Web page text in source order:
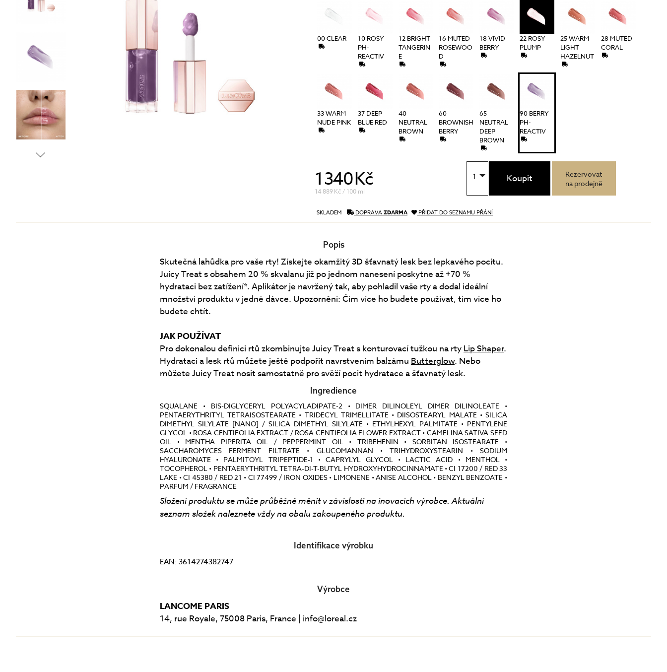
noční
24 hodinové
s SPF
BB/CC krémy
péče o řasy a obočí
00 CLEAR
10 ROSY
PH-
REACTIV
12 BRIGHT
TANGERIN
E
16 MUTED
ROSEWOO
D
18 VIVID
BERRY
22 ROSY
PLUMP
25 WARM
LIGHT
HAZELNUT
28 MUTED
CORAL
33 WARM
NUDE PINK
37 DEEP
BLUE RED
40
NEUTRAL
BROWN
60
BROWNISH
BERRY
65
NEUTRAL
DEEP
BROWN
90 BERRY
PH-
REACTIV
1 340 Kč
14 889 Kč / 100 ml
1 Koupit
Rezervovat
na prodejně
SKLADEM DOPRAVA ZDARMA PŘIDAT DO SEZNAMU PŘÁNÍ
Popis
Skutečná lahůdka pro vaše rty! Získejte okamžitý 3D šťavnatý lesk bez lepkavého pocitu.
Juicy Treat s obsahem 20 % skvalanu již po jednom nanesení poskytne až +70 %
hydrataci bez zatížení*. Aplikátor je navržený tak, aby pohladil vaše rty a dodal ideální
množství produktu v jedné dávce. Upozornění: Čím více ho budete používat, tím více ho
budete chtít.
JAK POUŽÍVAT
Pro dokonalou definici rtů zkombinujte Juicy Treat s konturovací tužkou na rtyLip Shaper.
Hydrataci a lesk rtů můžete ještě podpořit navrstvením balzámu Butterglow. Nebo
můžete Juicy Treat nosit samostatně pro svěží pocit hydratace a šťavnatý lesk.
Ingredience
SQUALANE • BIS-DIGLYCERYL POLYACYLADIPATE-2 • DIMER DILINOLEYL DIMER DILINOLEATE •
PENTAERYTHRITYL TETRAISOSTEARATE • TRIDECYL TRIMELLITATE • DIISOSTEARYL MALATE • SILICA
DIMETHYL SILYLATE [NANO] / SILICA DIMETHYL SILYLATE • ETHYLHEXYL PALMITATE • PENTYLENE
GLYCOL • ROSA CENTIFOLIA EXTRACT / ROSA CENTIFOLIA FLOWER EXTRACT • CAMELINA SATIVA SEED
OIL • MENTHA PIPERITA OIL / PEPPERMINT OIL • TRIBEHENIN • SORBITAN ISOSTEARATE •
SACCHAROMYCES FERMENT FILTRATE • GLUCOMANNAN • TRIHYDROXYSTEARIN • SODIUM
HYALURONATE • PALMITOYL TRIPEPTIDE-1 • CAPRYLYL GLYCOL • LACTIC ACID • MENTHOL •
TOCOPHEROL • PENTAERYTHRITYL TETRA-DI-T-BUTYL HYDROXYHYDROCINNAMATE • CI 17200 / RED 33
LAKE • CI 45380 / RED 21 • CI 77499 / IRON OXIDES • LIMONENE • ANISE ALCOHOL • BENZYL BENZOATE •
PARFUM / FRAGRANCE
Složení produktu se může průběžně měnit v závislosti na inovacích výrobce. Aktuální
seznam složek naleznete vždy na obalu zakoupeného produktu.
Identifikace výrobku
EAN: 3614274382747
Výrobce
LANCOME PARIS
14, rue Royale, 75008 Paris, France | info@loreal.cz